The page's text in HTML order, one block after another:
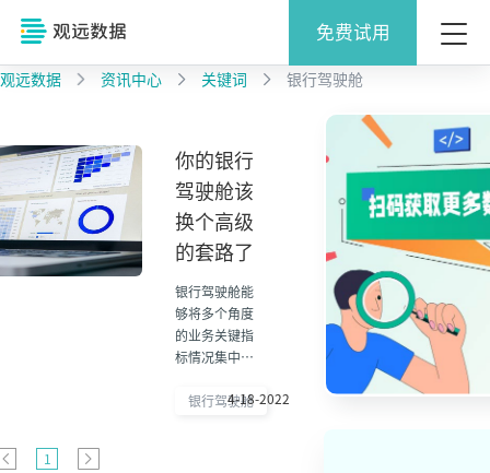
免费试用
观远数据 资讯中心 关键词 银行驾驶舱
你的银行
驾驶舱该
换个高级
的套路了
银行驾驶舱能
够将多个角度
的业务关键指
标情况集中、
呈现给决策层
银行驾驶舱4-18-2022
1